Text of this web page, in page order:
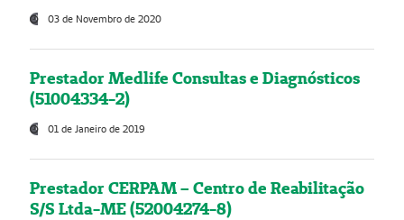
03 de Novembro de 2020
Prestador Medlife Consultas e Diagnósticos
(51004334-2)
01 de Janeiro de 2019
Prestador CERPAM – Centro de Reabilitação
S/S Ltda-ME (52004274-8)